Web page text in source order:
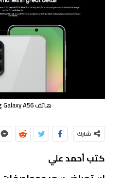
هاتف Samsung Galaxy A56
شارك
كتب أحمد علي